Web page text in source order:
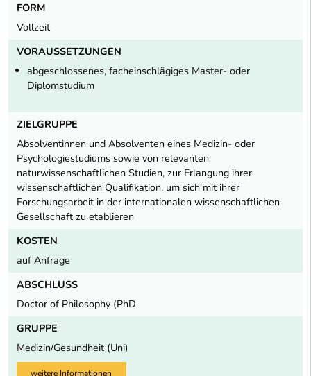
FORM
Vollzeit
VORAUSSETZUNGEN
abgeschlossenes, facheinschlägiges Master- oder
Diplomstudium
ZIELGRUPPE
Absolventinnen und Absolventen eines Medizin- oder
Psychologiestudiums sowie von relevanten
naturwissenschaftlichen Studien, zur Erlangung ihrer
wissenschaftlichen Qualifikation, um sich mit ihrer
Forschungsarbeit in der internationalen wissenschaftlichen
Gesellschaft zu etablieren
KOSTEN
auf Anfrage
ABSCHLUSS
Doctor of Philosophy (PhD
GRUPPE
Medizin/Gesundheit (Uni)
weitere Informationen